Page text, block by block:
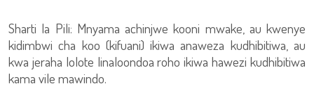
Sharti la Pili: Mnyama achinjwe kooni mwake, au kwenye
kidimbwi cha koo (kifuani) ikiwa anaweza kudhibitiwa, au
kwa jeraha lolote linaloondoa roho ikiwa hawezi kudhibitiwa
kama vile mawindo.